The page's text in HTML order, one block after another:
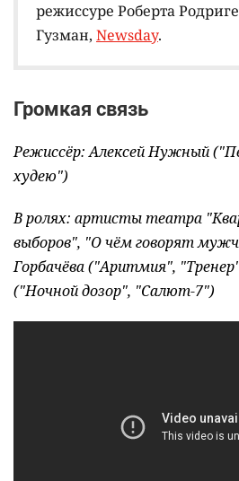
режиссуре Роберта
Гузман, Newsday.
Громкая связь
Режиссёр: Алексей Нужный
худею")
В ролях: артисты театра
выборов", "О чём говорят
Горбачёва ("Аритмия",
("Ночной дозор", "Салют-7")